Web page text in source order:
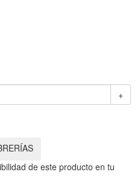
+
de este producto en tu